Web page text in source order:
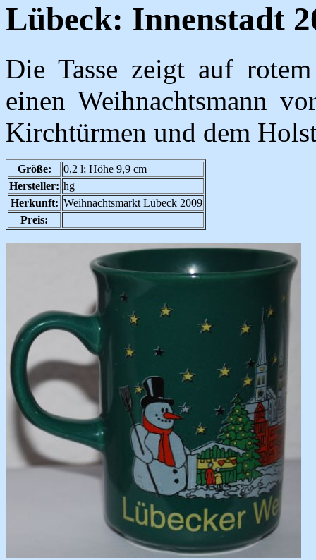
Lübeck: Innenstadt
Die Tasse zeigt auf
einen Weihnachtsmann
Kirchtürmen und dem
Größe:
0,2 l; Höhe 9,9 cm
Hersteller: hg
Herkunft: Weihnachtsmarkt Lübeck 2009
Preis: